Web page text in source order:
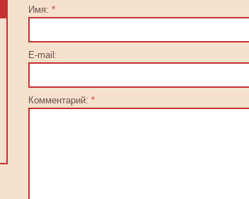
Имя: *
E-mail:
Комментарий: *